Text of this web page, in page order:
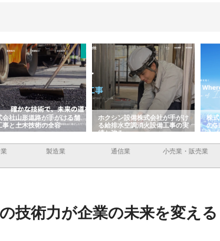
ホクシン設備株式会社が手がけ
る給排水空調消火設備工事の実
績と強み
株式会社東京シー・エム・シー
のGISインフラ管理システム導
入メリット
製造業 通信業 小売業・販売業
技術力が企業の未来を変える